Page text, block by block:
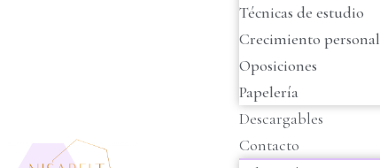
Técnicas de estudio
Crecimiento personal
Oposiciones
Papelería
Descargables
Contacto